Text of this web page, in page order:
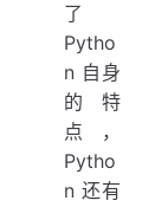
了
Pytho
n 自身
的特
点，
Pytho
n 还有